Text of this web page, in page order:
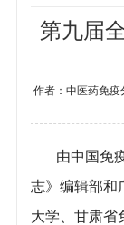
第九届
作者：中医药免
由中国免疫
志》编辑部和
大学、甘肃省